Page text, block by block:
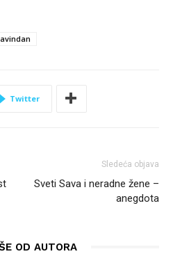
Twitter
Sledeća objava
Sveti Sava i neradne žene –
anegdota
OD AUTORA